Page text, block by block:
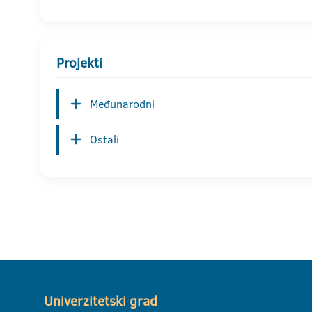
Projekti
Međunarodni
Ostali
Univerzitetski grad